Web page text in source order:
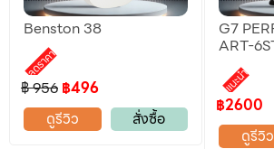
Benston 38
ลดราคา
฿ 956 ฿496
ดูรีวิว
สั่งซื้อ
G7
ART-
แนะนำ
฿2600
ดูรีวิว